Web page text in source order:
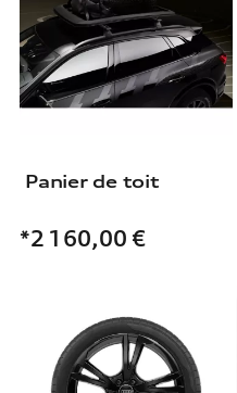
Panier de toit
*2 160,00 €